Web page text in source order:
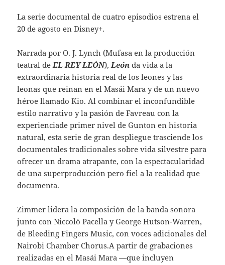
La serie documental de cuatro episodios estrena el
20 de agosto en Disney+.
Narrada por O. J. Lynch (Mufasa en la producción
teatral deEL REY LEÓN),León da vida a la
extraordinaria historia real de los leones y las
leonas que reinan en el Masái Mara y de un nuevo
héroe llamado Kio. Al combinar el inconfundible
estilo narrativo y la pasión de Favreau con la
experienciade primer nivel de Gunton en historia
natural, esta serie de gran despliegue trasciende los
documentales tradicionales sobre vida silvestre para
ofrecer un drama atrapante, con la espectacularidad
de una superproducción pero fiel a la realidad que
documenta.
Zimmer lidera la composición de la banda sonora
junto con Niccolò Pacella y George Hutson-Warren,
de Bleeding Fingers Music, con voces adicionales del
Nairobi Chamber Chorus.A partir de grabaciones
realizadas en el Masái Mara —que incluyen